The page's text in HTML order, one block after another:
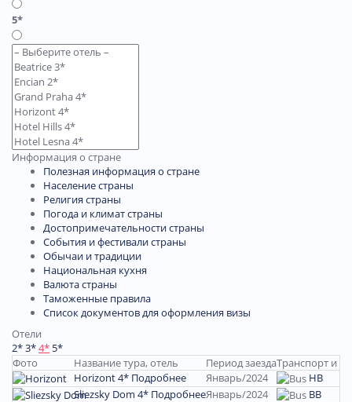
5*
Информация о стране
Полезная информация о стране
Население страны
Религия страны
Погода и климат страны
Достопримечательности страны
События и фестивали страны
Обычаи и традиции
Национальная кухня
Валюта страны
Таможенные правила
Список документов для оформления визы
Отели
2*3*4* 5*
Фото
Название тура, отель Период заездаТранспорт и
Horizont 4* Подробнее Январь/2024
HB
Sliezsky Dom 4* ПодробнееЯнварь/2024
BB